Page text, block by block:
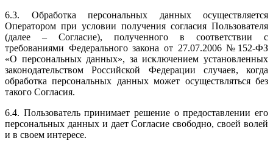
6.3. Обработка персональных данных осуществляется
Оператором при условии получения согласия Пользователя
(далее – Согласие), полученного в соответствии с
требованиями Федерального закона от 27.07.2006 №152-ФЗ
«О персональных данных», за исключением установленных
законодательством Российской Федерации случаев, когда
обработка персональных данных может осуществляться без
такого Согласия.
6.4. Пользователь принимает решение о предоставлении его
персональных данных и дает Согласие свободно, своей волей
и в своем интересе.